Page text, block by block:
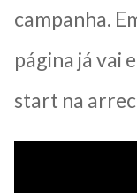
campanha.
página já vai
start na